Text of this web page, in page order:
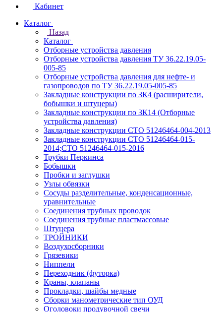
Кабинет
Каталог
Назад
Каталог
Отборные устройства давления
Отборные устройства давления ТУ 36.22.19.05-
005-85
Отборные устройства давления для нефте- и
газопроводов по ТУ 36.22.19.05-005-85
Закладные конструкции по ЗК4 (расширители,
бобышки и штуцеры)
Закладные конструкции по ЗК14 (Отборные
устройства давления)
Закладные конструкции СТО 51246464-004-2013
Закладные конструкции СТО 51246464-015-
2014;СТО 51246464-015-2016
Трубки Перкинса
Бобышки
Пробки и заглушки
Узлы обвязки
Сосуды разделительные, конденсационные,
уравнительные
Соединения трубных проводок
Соединения трубные пластмассовые
Штуцера
ТРОЙНИКИ
Воздухосборники
Грязевики
Ниппели
Переходник (футорка)
Краны, клапаны
Прокладки, шайбы медные
Сборки манометрические тип ОУД
Оголовоки продувочной свечи